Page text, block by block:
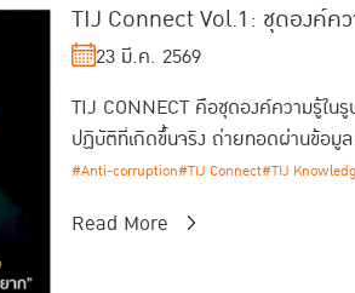
TIJ Connect Vol.1: ชุดองค์คว
23 มี.ค. 2569
TIJ CONNECT คือชุดองค์ความรู้ใน
ปฏิบัติที่เกิดขึ้นจริง ถ่ายทอดผ่านข้อมู
#Anti-corruption#TIJ Connect#TIJ
Read More